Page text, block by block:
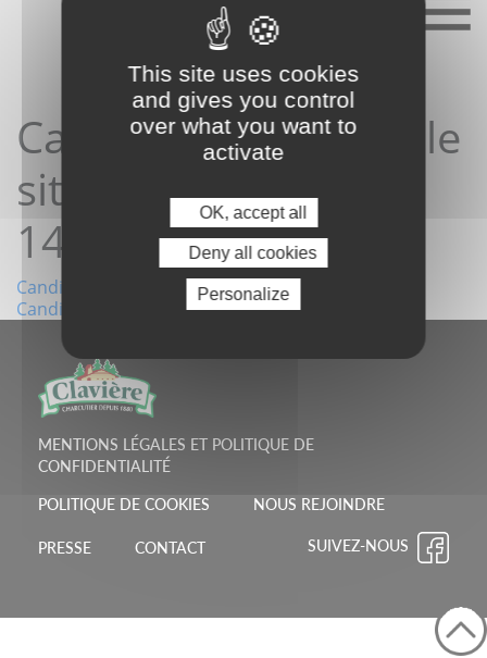
Candidature depuis le
site 21/05/2026
14:18:54
Navigation
l’article
Candidature depuis le site 21/05/2026 14:18:06
Candidature depuis le site 26/05/2026 18:18:22
MENTIONS LÉGALES ET POLITIQUE DE
CONFIDENTIALITÉ
POLITIQUE DE COOKIES NOUS REJOINDRE
PRESSE CONTACT SUIVEZ-NOUS
This site uses cookies
and gives you control
over what you want to
activate
OK, accept all
Deny all cookies
Personalize